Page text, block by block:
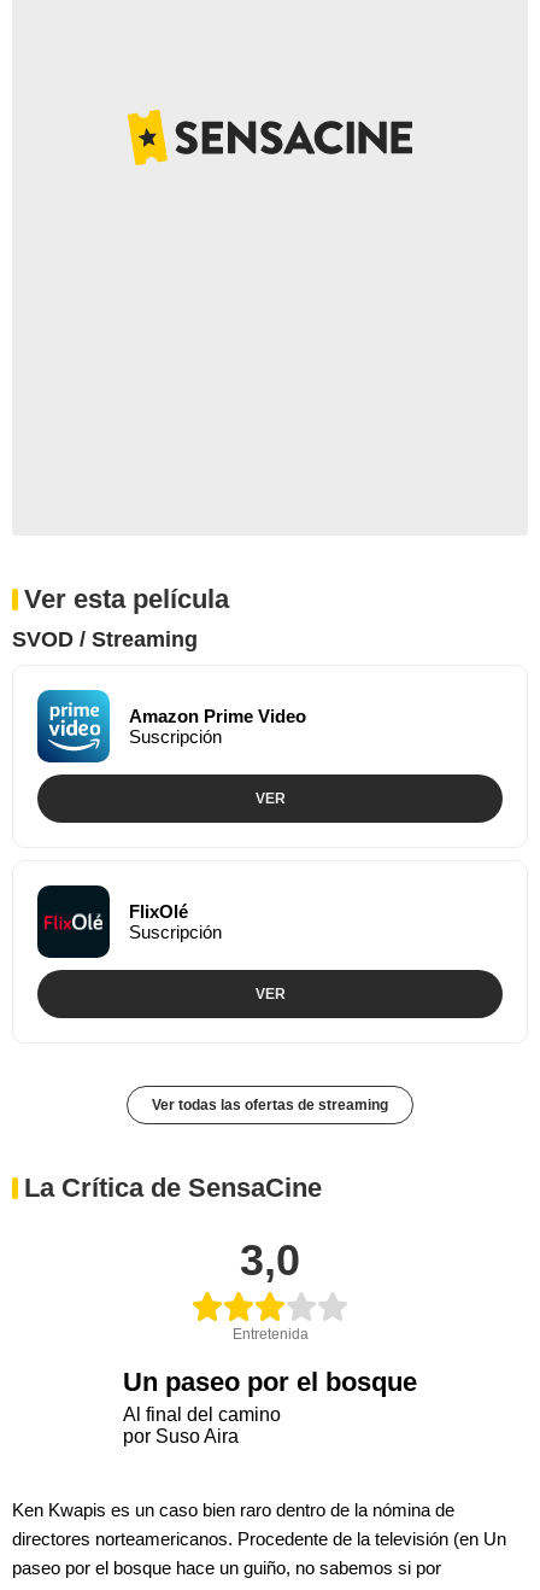
Ver esta película
SVOD / Streaming
Amazon Prime Video
Suscripción
VER
FlixOlé
Suscripción
VER
Ver todas las ofertas de streaming
La Crítica de SensaCine
3,0
Entretenida
Un paseo por el bosque
Al final del camino
por Suso Aira
Ken Kwapis es un caso bien raro dentro de la nómina de
directores norteamericanos. Procedente de la televisión (en Un
paseo por el bosque hace un guiño, no sabemos si por